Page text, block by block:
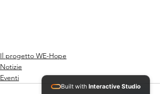
Il progetto WE-Hope
Notizie
Eventi
Built with Interactive Studio